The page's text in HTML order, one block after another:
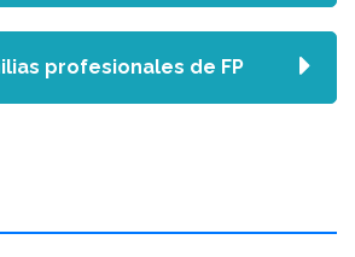
profesionales de FP